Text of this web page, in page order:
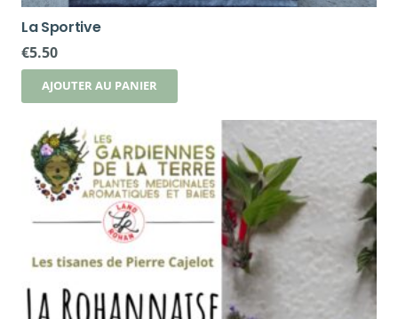
La Sportive
€5.50
AJOUTER AU PANIER